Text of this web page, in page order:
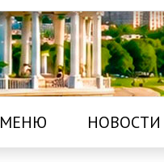
МЕНЮ